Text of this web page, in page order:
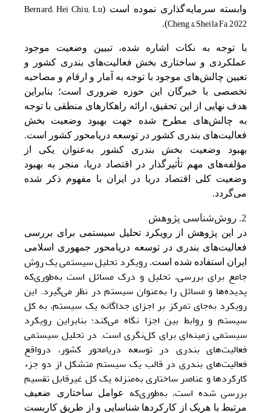
وابسته‌ سرمایه‌گذاری نموده است (Bernard; Hei Chiu; Lu
Cheng & Sheila Fa, 2022
).
با توجه‌ به‌ نکات اشاره شده، تبیین‌ وضعیت‌ موجود
عملکردی و ساختاری بخش فعالیت‌های‌ بندری کشور و
تعیین‌ چالش‌های موجود با توجه‌ به‌ آمار و ارقام و مصاحبه‌
تخصصی‌ با خبرگان این‌ حوزه ضروری است؛ بنابراین‌
هدف نهایی‌ از این‌ تحقیق‌، ارائه‌ راهکارهای منطقی‌ با توجه‌
به‌ چالش‌های مطرح شده جهت‌ بهبود وضعیت‌ بخش
فعالیت‌های‌ بندری کشور در توسعه دریامحور کشور است‌.
بهبود وضعیت‌ بخش‌ بندری کشور به‌‌عنوان یکی‌ از
مؤلفه‌های مهم‌ تأثیرگذار در اقتصاد دریا، منجر به‌ بهبود
وضعیت‌ کلی‌ اقتصاد دریا در ایران با مفهوم ذکر شده
می‌گردد.
2. روش‌شناسی‌ پژوهش‌
در این پژوهش از رویکرد تحلیل سیستمی برای بررسی
فعالیت‌های بندری در توسعه دریامحور جمهوری اسلامی
ایران استفاده شده است. رویکرد تحلیل سیستمی یک روش
جامع برای بررسی، تحلیل و درک مسائل است به‌طوری‌که
پدیده‌ها و مسائل را به‌عنوان سیستم در نظر می‌گیرد. این
رویکرد به‌جای تمرکز بر اجزای جداگانه یک سیستم، به کل
سیستم و روابط بین اجزا نگاه می‌کند؛ بنابراین رویکرد
سیستمی زمینه‌ای برای کل‌نگری است. در تحلیل سیستمی
فعالیت‌های بندری در توسعه دریامحور کشور، درواقع
فعالیت‌های بندری در قالب یک سیستم متشکل از دو جزء
کارکردها و عناصر ساختاری به‌منزله یک کل غیرقابل تقسیم
بررسی شده است، به‌طوری‌که
عوامل‌ ساختاری ضعیف‌
مرتبط‌ با هریک‌ از کارکردها شناسایی‌ و از طریق‌ کاربست‌